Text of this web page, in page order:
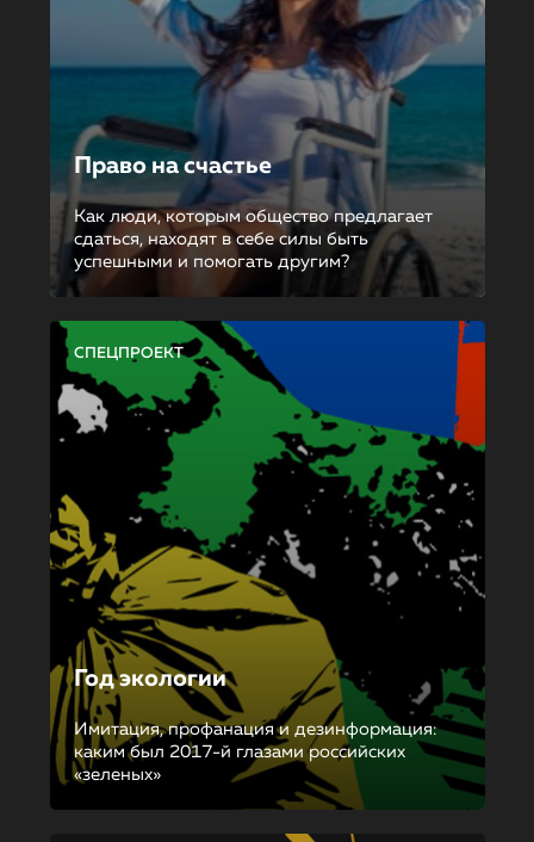
Право на счастье
Как люди, которым общество предлагает
сдаться, находят в себе силы быть
успешными и помогать другим?
СПЕЦПРОЕКТ
Год экологии
Имитация, профанация и дезинформация:
каким был 2017-й глазами российских
«зеленых»